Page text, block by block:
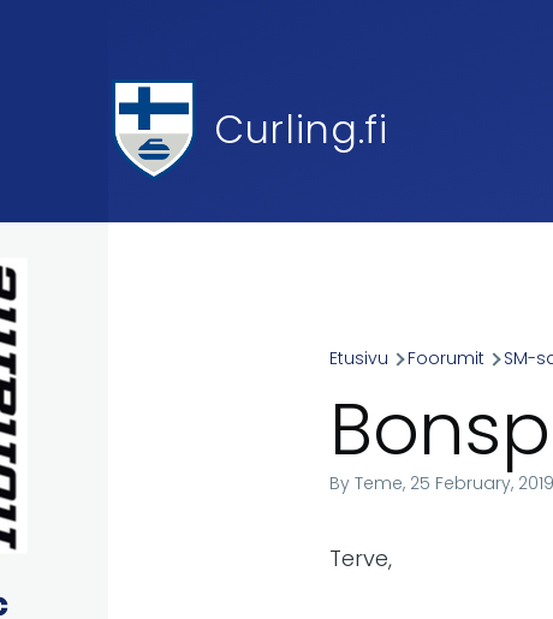
Curling.fi
Etusivu Foorumit SM-
ByTeme, 25 February, 2019
Terve,